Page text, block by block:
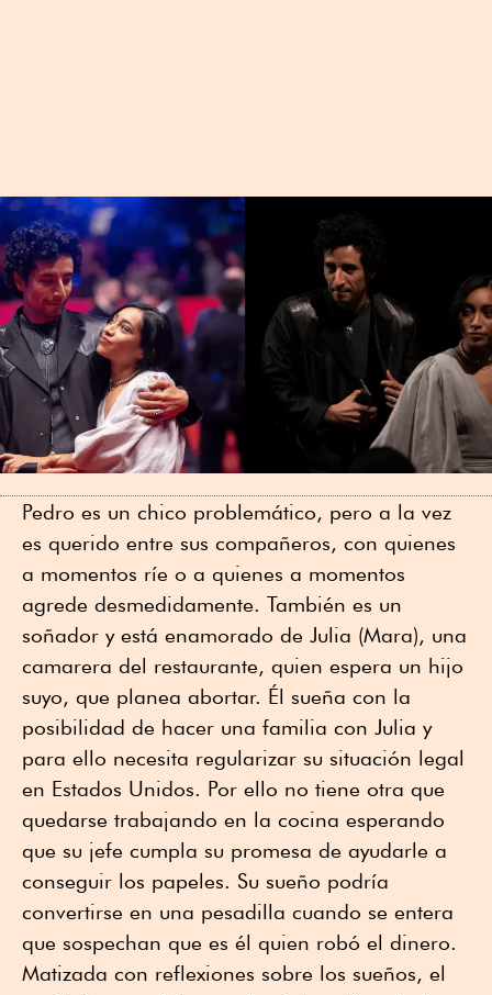
Pedro es un chico problemático, pero a la vez
es querido entre sus compañeros, con quienes
a momentos ríe o a quienes a momentos
agrede desmedidamente. También es un
soñador y está enamorado de Julia (Mara), una
camarera del restaurante, quien espera un hijo
suyo, que planea abortar. Él sueña con la
posibilidad de hacer una familia con Julia y
para ello necesita regularizar su situación legal
en Estados Unidos. Por ello no tiene otra que
quedarse trabajando en la cocina esperando
que su jefe cumpla su promesa de ayudarle a
conseguir los papeles. Su sueño podría
convertirse en una pesadilla cuando se entera
que sospechan que es él quien robó el dinero.
Matizada con reflexiones sobre los sueños, el